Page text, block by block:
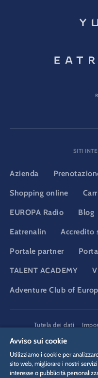
SITI
Azienda
Shopping online
EUROPA Radio Blog
Eatrenalin Accredito
Portale partner
TALENT ACADEMY
Adventure Club of
Tutela dei dati
Avviso sui cookie
Utilizziamo i cookie per
sito web, migliorare i nostri
interesse o pubblicità